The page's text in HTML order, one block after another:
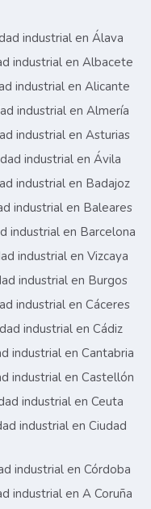
industrial en Álava
industrial en Albacete
industrial en Alicante
industrial en Almería
industrial en Asturias
industrial en Ávila
industrial en Badajoz
industrial en Baleares
industrial en Barcelona
industrial en Vizcaya
industrial en Burgos
industrial en Cáceres
industrial en Cádiz
industrial en Cantabria
industrial en Castellón
industrial en Ceuta
industrial en Ciudad
industrial en Córdoba
industrial en A Coruña